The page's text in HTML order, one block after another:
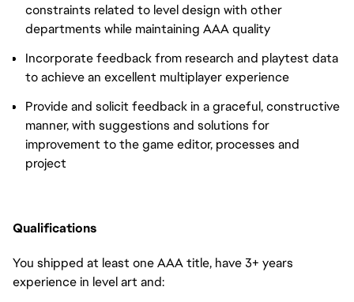
constraints related to level design with other
departments while maintaining AAA quality
Incorporate feedback from research and playtest data
to achieve an excellent multiplayer experience
Provide and solicit feedback in a graceful, constructive
manner, with suggestions and solutions for
improvement to the game editor, processes and
project
Qualifications
You shipped at least one AAA title, have 3+ years
experience in level art and: